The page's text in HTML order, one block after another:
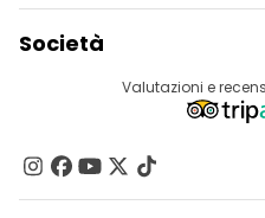
Accesso Del Fornitore
Programma Di Affiliazione
Società
Destinazioni
Contattaci
Gruppi
Valutazioni e